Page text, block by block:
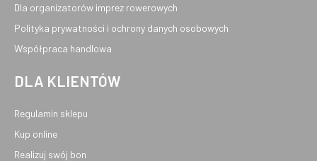
Dla organizatorów imprez rowerowych
Polityka prywatności i ochrony danych osobowych
Współpraca handlowa
DLA KLIENTÓW
Regulamin sklepu
Kup online
Realizuj swój bon